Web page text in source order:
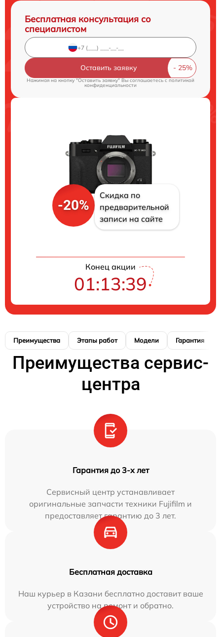
Бесплатная консультация со
специалистом
Оставить заявку
Нажимая на кнопку "Оставить заявку" Вы соглашаетесь c политикой
конфиденциальности
-20%
Скидка по
предварительной
записи на сайте
Конец акции
01:13:38
Преимущества Этапы работ Модели Гарантия
Преимущества сервис-
центра
Гарантия до 3-х лет
Сервисный центр устанавливает
оригинальные запчасти техники Fujifilm и
предоставляет гарантию до 3 лет.
Бесплатная доставка
Наш курьер в Казани бесплатно доставит ваше
устройство на ремонт и обратно.